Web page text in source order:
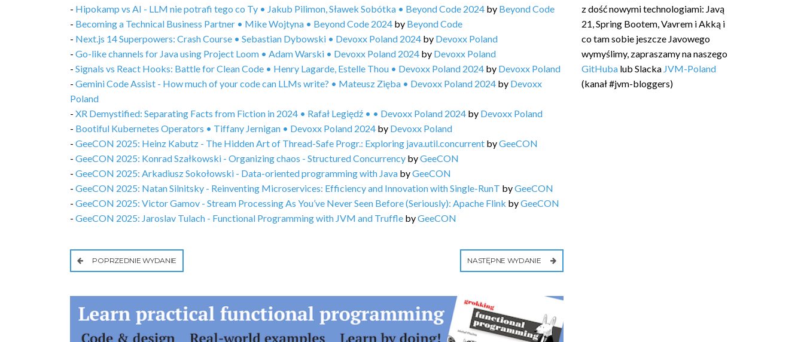
- Hipokamp vs AI - LLM nie potrafi tego co Ty • Jakub Pilimon, Sławek Sobótka • Beyond Code 2024 by Beyond Code
- Becoming a Technical Business Partner • Mike Wojtyna • Beyond Code 2024 by Beyond Code
- Next.js 14 Superpowers: Crash Course • Sebastian Dybowski • Devoxx Poland 2024 by Devoxx Poland
- Go-like channels for Java using Project Loom • Adam Warski • Devoxx Poland 2024 by Devoxx Poland
- Signals vs React Hooks: Battle for Clean Code • Henry Lagarde, Estelle Thou • Devoxx Poland 2024 by Devoxx Poland
- Gemini Code Assist - How much of your code can LLMs write? • Mateusz Zięba • Devoxx Poland 2024 by Devoxx
Poland
- XR Demystified: Separating Facts from Fiction in 2024 • Rafał Legiędź • • Devoxx Poland 2024 by Devoxx Poland
- Bootiful Kubernetes Operators • Tiffany Jernigan • Devoxx Poland 2024 by Devoxx Poland
- GeeCON 2025: Heinz Kabutz - The Hidden Art of Thread-Safe Progr.: Exploring java.util.concurrent byGeeCON
- GeeCON 2025: Konrad Szałkowski - Organizing chaos - Structured Concurrency byGeeCON
- GeeCON 2025: Arkadiusz Sokołowski - Data-oriented programming with Java byGeeCON
- GeeCON 2025: Natan Silnitsky - Reinventing Microservices: Efficiency and Innovation with Single-RunT byGeeCON
- GeeCON 2025: Victor Gamov - Stream Processing As You’ve Never Seen Before (Seriously): Apache Flink byGeeCON
- GeeCON 2025: Jaroslav Tulach - Functional Programming with JVM and Truffle byGeeCON
POPRZEDNIE WYDANIE NASTĘPNE WYDANIE
z dość nowymi technologiami: Javą
21, Spring Bootem, Vavrem i Akką i
co tam sobie jeszcze Javowego
wymyślimy, zapraszamy na naszego
GitHuba lub Slacka JVM-Poland
(kanał #jvm-bloggers)